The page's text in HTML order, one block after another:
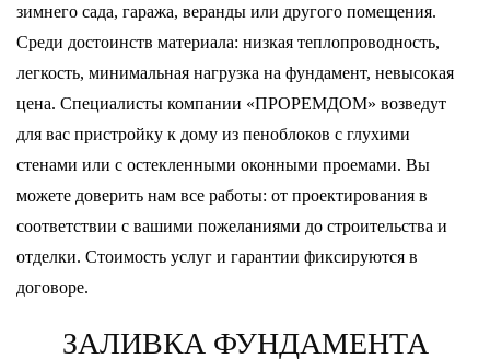
зимнего сада, гаража, веранды или другого помещения.
Среди достоинств материала: низкая теплопроводность,
легкость, минимальная нагрузка на фундамент, невысокая
цена. Специалисты компании «ПРОРЕМДОМ» возведут
для вас пристройку к дому из пеноблоков с глухими
стенами или с остекленными оконными проемами. Вы
можете доверить нам все работы: от проектирования в
соответствии с вашими пожеланиями до строительства и
отделки. Стоимость услуг и гарантии фиксируются в
договоре.
ЗАЛИВКА ФУНДАМЕНТА